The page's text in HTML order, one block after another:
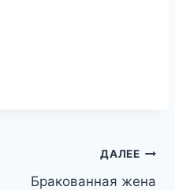
ДАЛЕЕ
Бракованная жена